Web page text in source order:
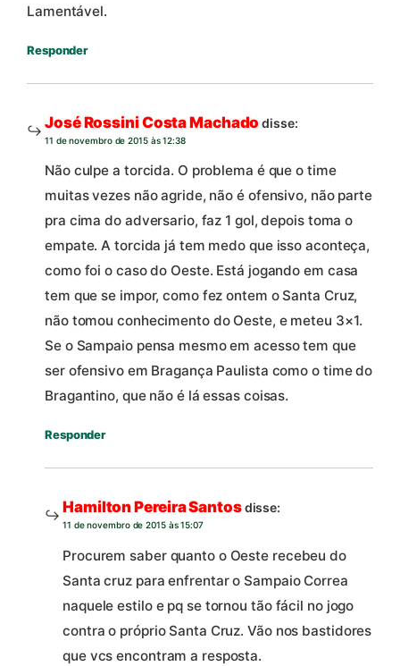
Lamentável.
Responder
José Rossini Costa Machado disse:
11 de novembro de 2015 às 12:38
Não culpe a torcida. O problema é que o time
muitas vezes não agride, não é ofensivo, não parte
pra cima do adversario, faz 1 gol, depois toma o
empate. A torcida já tem medo que isso aconteça,
como foi o caso do Oeste. Está jogando em casa
tem que se impor, como fez ontem o Santa Cruz,
não tomou conhecimento do Oeste, e meteu 3×1.
Se o Sampaio pensa mesmo em acesso tem que
ser ofensivo em Bragança Paulista como o time do
Bragantino, que não é lá essas coisas.
Responder
Hamilton Pereira Santosdisse:
11 de novembro de 2015 às 15:07
Procurem saber quanto o Oeste recebeu do
Santa cruz para enfrentar o Sampaio Correa
naquele estilo e pq se tornou tão fácil no jogo
contra o próprio Santa Cruz. Vão nos bastidores
que vcs encontram a resposta.